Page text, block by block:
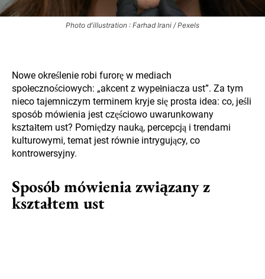
Photo d'illustration : Farhad Irani / Pexels
Nowe określenie robi furorę w mediach
społecznościowych: „akcent z wypełniacza ust”. Za tym
nieco tajemniczym terminem kryje się prosta idea: co, jeśli
sposób mówienia jest częściowo uwarunkowany
kształtem ust? Pomiędzy nauką, percepcją i trendami
kulturowymi, temat jest równie intrygujący, co
kontrowersyjny.
Sposób mówienia związany z
kształtem ust